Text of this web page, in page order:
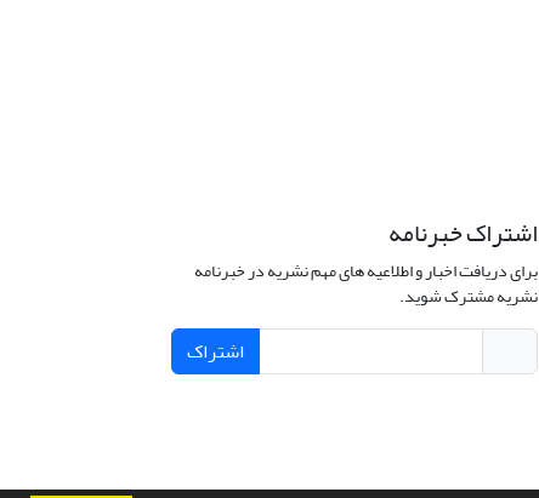
اشتراک خبرنامه
برای دریافت اخبار و اطلاعیه های مهم نشریه در خبرنامه
نشریه مشترک شوید.
اشتراک